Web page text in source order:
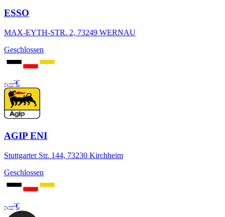
ESSO
MAX-EYTH-STR. 2, 73249 WERNAU
Geschlossen
-,---€
AGIP ENI
Stuttgarter Str. 144, 73230 Kirchheim
Geschlossen
-,---€